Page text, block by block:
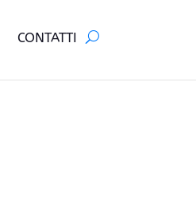
CONTATTI